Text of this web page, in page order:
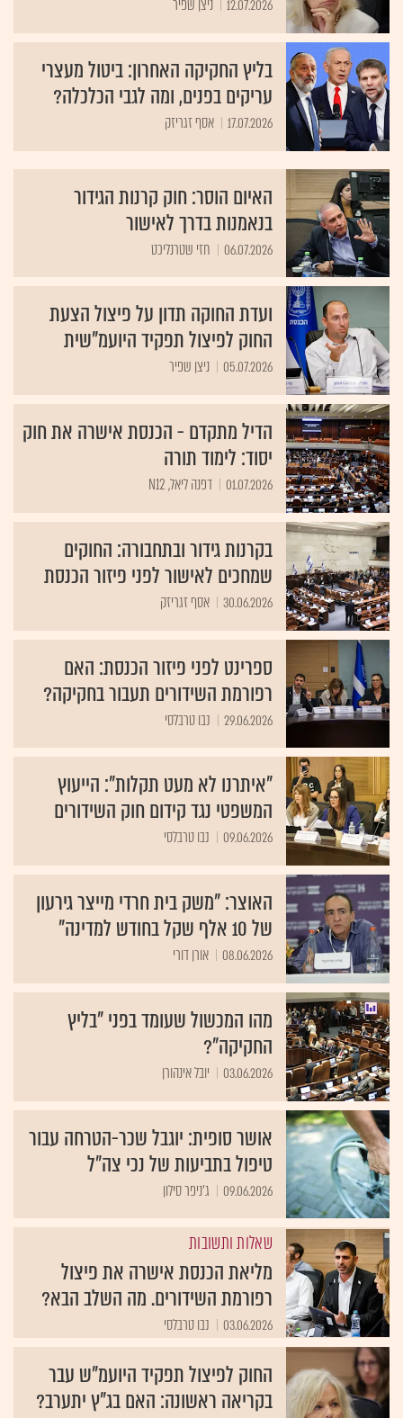
12.07.2026 ניצן שפיר
בליץ החקיקה האחרון: ביטול מעצרי
עריקים בפנים, ומה לגבי הכלכלה?
17.07.2026 אסף זגריזק
האיום הוסר: חוק קרנות הגידור
בנאמנות בדרך לאישור
06.07.2026 חזי שטרנליכט
ועדת החוקה תדון על פיצול הצעת
החוק לפיצול תפקיד היועמ"שית
05.07.2026 ניצן שפיר
הדיל מתקדם - הכנסת אישרה את חוק
יסוד: לימוד תורה
01.07.2026 דפנה ליאל, N12
בקרנות גידור ובתחבורה: החוקים
שמחכים לאישור לפני פיזור הכנסת
30.06.2026 אסף זגריזק
ספרינט לפני פיזור הכנסת: האם
רפורמת השידורים תעבור בחקיקה?
29.06.2026 נבו טרבלסי
"איתרנו לא מעט תקלות": הייעוץ
המשפטי נגד קידום חוק השידורים
09.06.2026 נבו טרבלסי
האוצר: "משק בית חרדי מייצר גירעון
של 10 אלף שקל בחודש למדינה"
08.06.2026 אורן דורי
מהו המכשול שעומד בפני "בליץ
החקיקה"?
03.06.2026 יובל אינהורן
אושר סופית: יוגבל שכר-הטרחה עבור
טיפול בתביעות של נכי צה"ל
09.06.2026 ג'ניפר סילון
שאלות ותשובות
מליאת הכנסת אישרה את פיצול
רפורמת השידורים. מה השלב הבא?
03.06.2026 נבו טרבלסי
החוק לפיצול תפקיד היועמ"ש עבר
בקריאה ראשונה: האם בג"ץ יתערב?